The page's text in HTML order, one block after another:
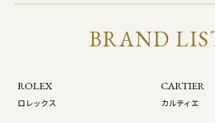
BRAND
ROLEX
ロレックス
CARTIER
カルティエ